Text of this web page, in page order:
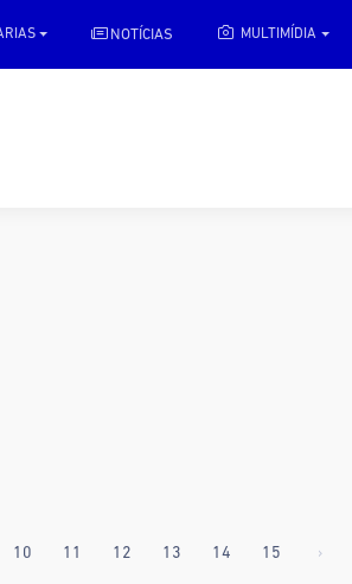
NOTÍCIAS MULTIMÍDIA
10 11 12 13 14 15 ›